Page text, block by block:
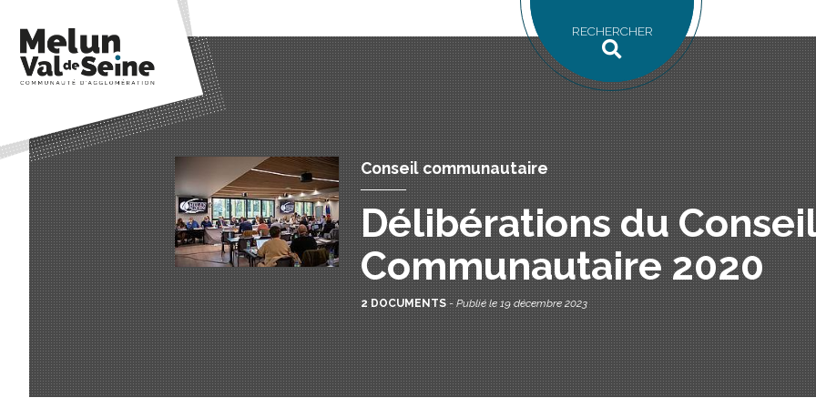
RECHERCHER
Conseil communautaire
Délibérations du Conseil
Communautaire 2020
2 DOCUMENTS-Publié le 19 décembre 2023